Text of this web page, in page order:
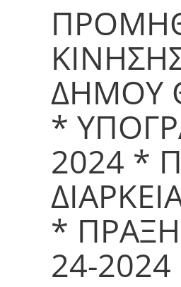
ΔΗΜΟΥ
*
2024 *
*
24-